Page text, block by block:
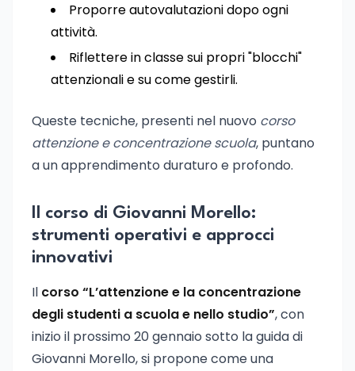
Proporre autovalutazioni dopo ogni
attività.
Riflettere in classe sui propri "blocchi"
attenzionali e su come gestirli.
Queste tecniche, presenti nel nuovo corso
attenzione e concentrazione scuola, puntano
a un apprendimento duraturo e profondo.
Il corso di Giovanni Morello:
strumenti operativi e approcci
innovativi
Il corso “L’attenzione e la concentrazione
degli studenti a scuola e nello studio”, con
inizio il prossimo 20 gennaio sotto la guida di
Giovanni Morello, si propone come una